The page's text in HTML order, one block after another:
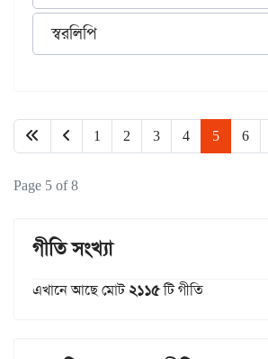
স্বরলিপি
1 2 3 4 5 6
Page 5 of 8
গীতি সংখ্যা
এখানে আছে মোট২১১৫টি গীতি